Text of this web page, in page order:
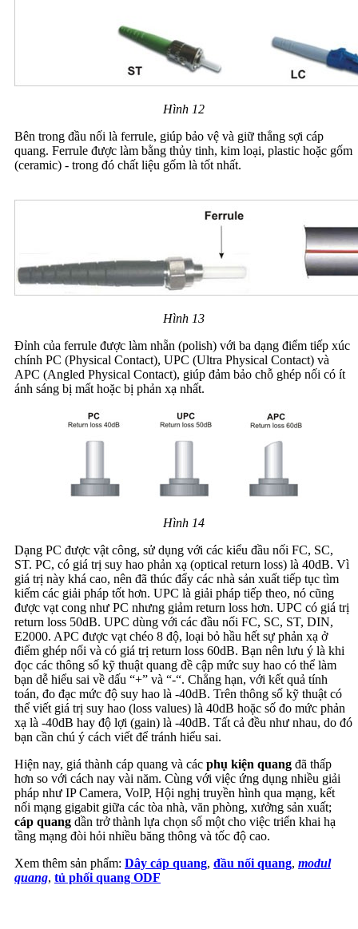
Hình 12
Bên trong đầu nối là ferrule, giúp bảo vệ và giữ thẳng sợi cáp
quang. Ferrule được làm bằng thủy tinh, kim loại, plastic hoặc gốm
(ceramic) - trong đó chất liệu gốm là tốt nhất.
Hình 13
Đỉnh của ferrule được làm nhẵn (polish) với ba dạng điểm tiếp xúc
chính PC (Physical Contact), UPC (Ultra Physical Contact) và
APC (Angled Physical Contact), giúp đảm bảo chỗ ghép nối có ít
ánh sáng bị mất hoặc bị phản xạ nhất.
Hình 14
Dạng PC được vật công, sử dụng với các kiểu đầu nối FC, SC,
ST. PC, có giá trị suy hao phản xạ (optical return loss) là 40dB. Vì
giá trị này khá cao, nên đã thúc đẩy các nhà sản xuất tiếp tục tìm
kiếm các giải pháp tốt hơn. UPC là giải pháp tiếp theo, nó cũng
được vạt cong như PC nhưng giảm return loss hơn. UPC có giá trị
return loss 50dB. UPC dùng với các đầu nối FC, SC, ST, DIN,
E2000. APC được vạt chéo 8 độ­­, loại bỏ hầu hết sự phản xạ ở
điểm ghép nối và có giá trị return loss 60dB. Bạn nên lưu ý là khi
đọc các thông số kỹ thuật quang đề cập mức suy hao có thể làm
bạn dễ hiểu sai về dấu “+” và “-“. Chẳng hạn, với kết quả tính
toán, đo đạc mức độ suy hao là -40dB. Trên thông số kỹ thuật có
thể viết giá trị suy hao (loss values) là 40dB hoặc số đo mức phản
xạ là -40dB hay độ lợi (gain) là -40dB. Tất cả đều như nhau, do đó
bạn cần chú ý cách viết để tránh hiểu sai.
Hiện nay, giá thành cáp quang và các phụ kiện quang đã thấp
hơn so với cách nay vài năm. Cùng với việc ứng dụng nhiều giải
pháp như IP Camera, VoIP, Hội nghị truyền hình qua mạng, kết
nối mạng gigabit giữa các tòa nhà, văn phòng, xưởng sản xuất;
cáp quang dần trở thành lựa chọn số một cho việc triển khai hạ
tầng mạng đòi hỏi nhiều băng thông và tốc độ cao.
Xem thêm sản phẩm: Dây cáp quang, đầu nối quang, modul
quang, tủ phối quang ODF